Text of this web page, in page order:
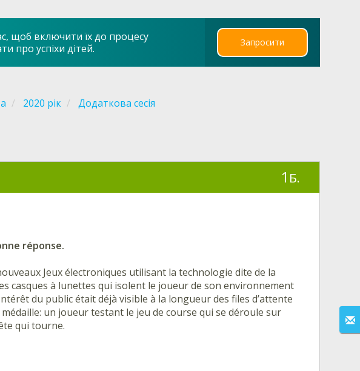
щоб включити їх до процесу
про успіхи дітей.
Запросити
2020 рік Додаткова сесія
1 Б.
réponse.
Jeux électroniques utilisant la technologie dite de la
casques à lunettes qui isolent le joueur de son environnement
du public était déjà visible à la longueur des files d’attente
un joueur testant le jeu de course qui se déroule sur
qui tourne.